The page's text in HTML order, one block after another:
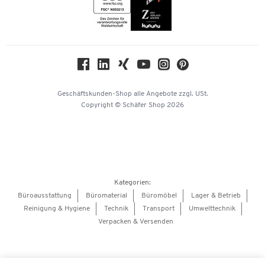
KinderHerz Zukunftsfonds
Barrierefreiheitserklärung
Onlinebewerbung Lieferant
Geschäftskunden-Shop alle Angebote zzgl. USt.
Copyright © Schäfer Shop 2026
Kategorien:
Büroausstattung
Büromaterial Büromöbel
Lager & Betrieb
Reinigung & Hygiene
Technik Transport
Umwelttechnik
Verpacken & Versenden